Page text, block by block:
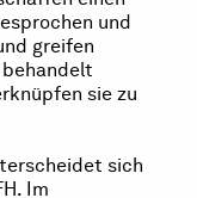
und
greifen
sie zu
sich
Im